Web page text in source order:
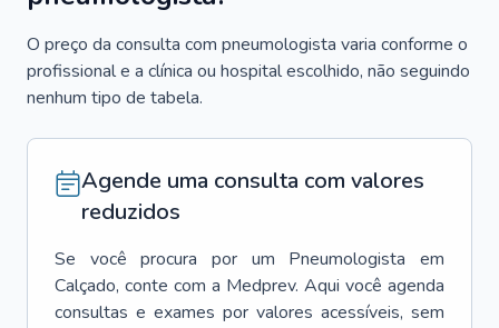
O preço da consulta com pneumologista varia conforme o
profissional e a clínica ou hospital escolhido, não seguindo
nenhum tipo de tabela.
Agende uma consulta com valores
reduzidos
Se você procura por um Pneumologista
em
Calçado, conte com a Medprev. Aqui você agenda
consultas e exames por valores acessíveis, sem